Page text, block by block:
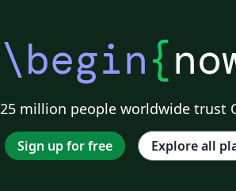
\begin{
million people worldwide trust
Sign up for free Explore all